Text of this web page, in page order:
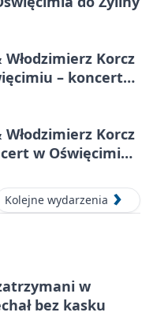
Korcz
– koncert
Korcz
w Oświęcimiu,
Kolejne wydarzenia
w
bez kasku